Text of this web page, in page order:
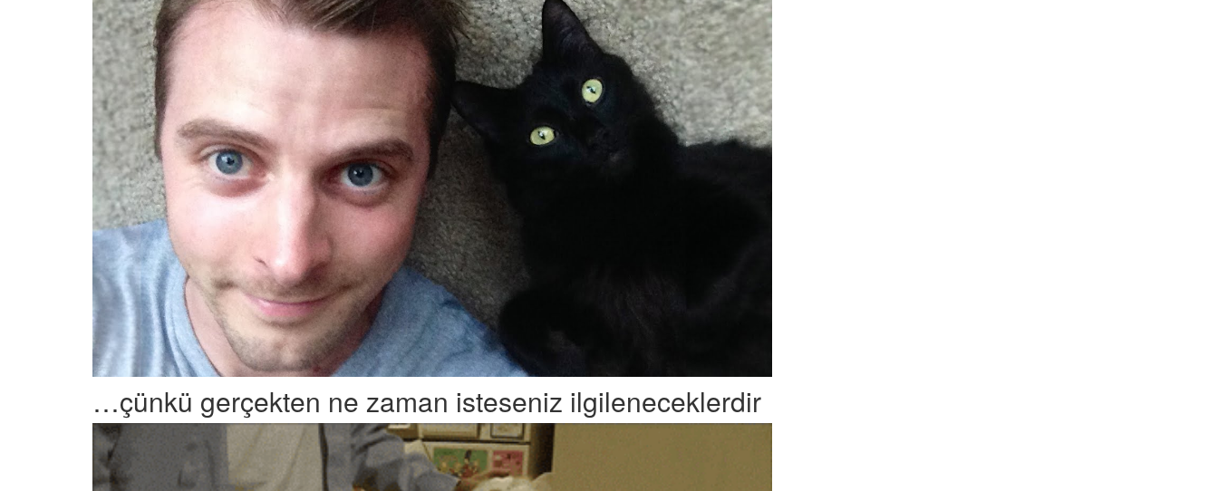
…çünkü gerçekten ne zaman isteseniz ilgileneceklerdir